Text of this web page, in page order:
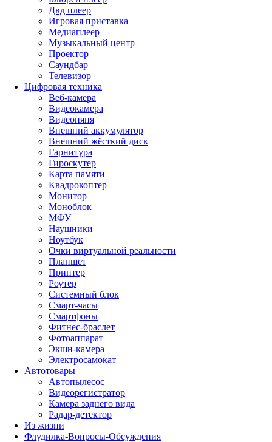
Двд плеер
Игровая приставка
Медиаплеер
Музыкальный центр
Проектор
Саундбар
Телевизор
Цифровая техника
Веб-камера
Видеокамера
Видеоняня
Внешний аккумулятор
Внешний жёсткий диск
Гарнитура
Гироскутер
Карта памяти
Квадрокоптер
Монитор
Моноблок
МФУ
Наушники
Ноутбук
Очки виртуальной реальности
Планшет
Принтер
Роутер
Системный блок
Смарт-часы
Смартфоны
Фитнес-браслет
Фотоаппарат
Экшн-камера
Электросамокат
Автотовары
Автопылесос
Видеорегистратор
Камера заднего вида
Радар-детектор
Из жизни
Флудилка-Вопросы-Обсуждения